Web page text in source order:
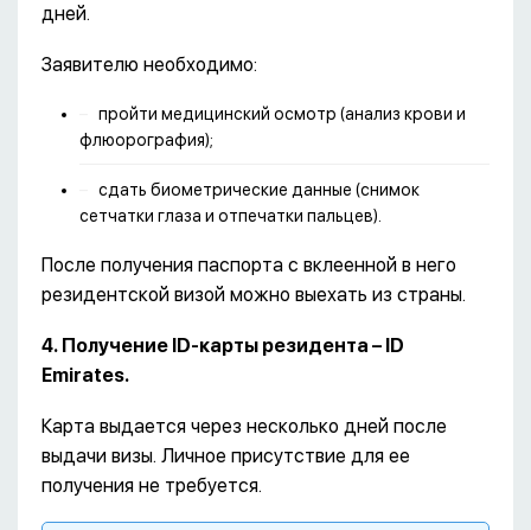
дней.
Заявителю необходимо:
пройти медицинский осмотр (анализ крови и
флюорография);
сдать биометрические данные (снимок
сетчатки глаза и отпечатки пальцев).
После получения паспорта с вклеенной в него
резидентской визой можно выехать из страны.
4. Получение ID-карты резидента – ID
Emirates.
Карта выдается через несколько дней после
выдачи визы. Личное присутствие для ее
получения не требуется.